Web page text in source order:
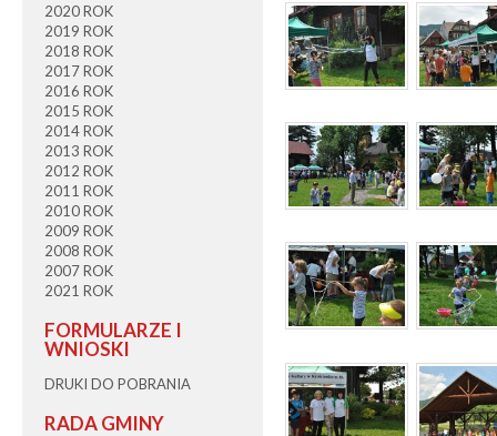
2020 ROK
2019 ROK
2018 ROK
2017 ROK
2016 ROK
2015 ROK
2014 ROK
2013 ROK
2012 ROK
2011 ROK
2010 ROK
2009 ROK
2008 ROK
2007 ROK
2021 ROK
FORMULARZE I
WNIOSKI
DRUKI DO POBRANIA
RADA GMINY